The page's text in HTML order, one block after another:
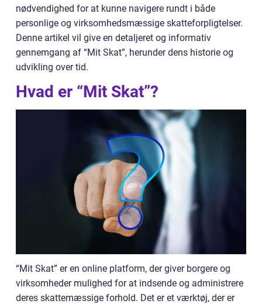
nødvendighed for at kunne navigere rundt i både
personlige og virksomhedsmæssige skatteforpligtelser.
Denne artikel vil give en detaljeret og informativ
gennemgang af “Mit Skat”, herunder dens historie og
udvikling over tid.
Hvad er “Mit Skat”?
“Mit Skat” er en online platform, der giver borgere og
virksomheder mulighed for at indsende og administrere
deres skattemæssige forhold. Det er et værktøj, der er